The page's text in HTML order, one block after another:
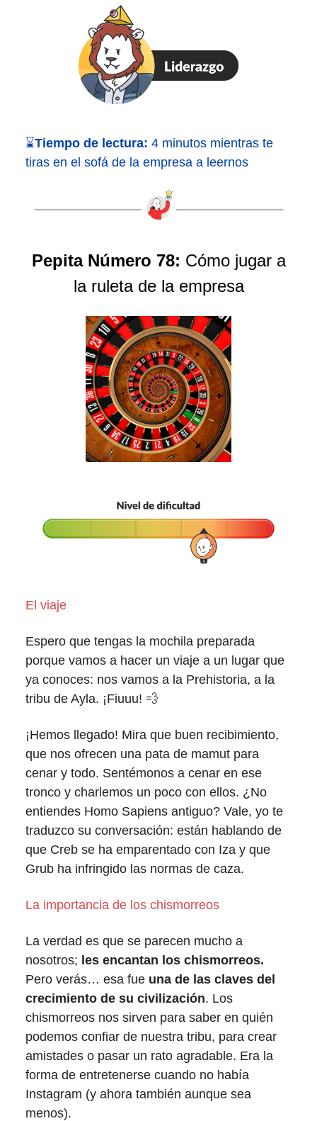
⌛Tiempo de lectura: 4 minutos mientras te
tiras en el sofá de la empresa a leernos
Pepita Número 78: Cómo jugar a
la ruleta de la empresa
El viaje
Espero que tengas la mochila preparada
porque vamos a hacer un viaje a un lugar que
ya conoces: nos vamos a la Prehistoria, a la
tribu de Ayla. ¡Fiuuu! 💨
¡Hemos llegado! Mira que buen recibimiento,
que nos ofrecen una pata de mamut para
cenar y todo. Sentémonos a cenar en ese
tronco y charlemos un poco con ellos. ¿No
entiendes Homo Sapiens antiguo? Vale, yo te
traduzco su conversación: están hablando de
que Creb se ha emparentado con Iza y que
Grub ha infringido las normas de caza.
La importancia de los chismorreos
La verdad es que se parecen mucho a
nosotros; les encantan los chismorreos.
Pero verás… esa fue una de las claves del
crecimiento de su civilización. Los
chismorreos nos sirven para saber en quién
podemos confiar de nuestra tribu, para crear
amistades o pasar un rato agradable. Era la
forma de entretenerse cuando no había
Instagram (y ahora también aunque sea
menos).